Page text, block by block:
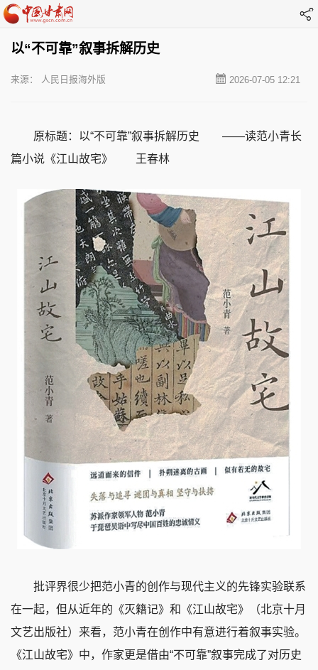
以“不可靠”叙事拆解历史
2026-07-05 12:21
来源： 人民日报海外版
原标题：以“不可靠”叙事拆解历史 ——读范小青长
篇小说《江山故宅》 王春林
批评界很少把范小青的创作与现代主义的先锋实验联系
在一起，但从近年的《灭籍记》和《江山故宅》（北京十月
文艺出版社）来看，范小青在创作中有意进行着叙事实验。
《江山故宅》中，作家更是借由“不可靠”叙事完成了对历史